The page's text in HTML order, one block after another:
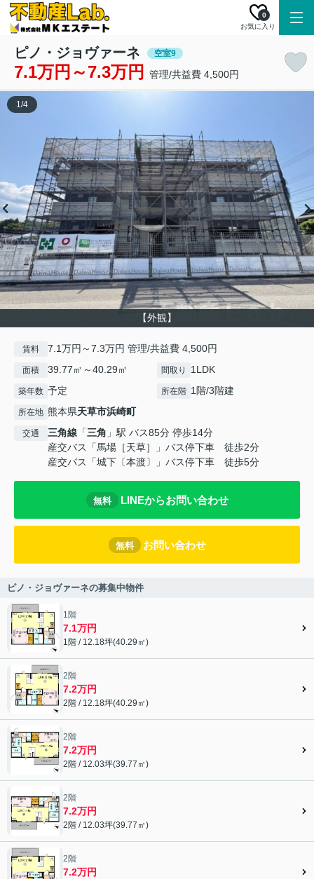
お気に入り
0
ピノ・ジョヴァーネ 空室9
7.1万円～7.3万円 管理/共益費 4,500円
【外観】
1/4
賃料 7.1万円～7.3万円 管理/共益費 4,500円
面積 39.77㎡～40.29㎡ 間取り 1LDK
築年数 予定 所在階 1階/3階建
所在地 熊本県天草市浜崎町
交通 三角線 「三角 」駅 バス85分 停歩14分
産交バス「馬場［天草］」バス停下車 徒歩2分
産交バス「城下〔本渡〕」バス停下車 徒歩5分
無料 LINEからお問い合わせ
無料 お問い合わせ
ピノ・ジョヴァーネの募集中物件
1階
7.1万円
1階 / 12.18坪(40.29㎡)
2階
7.2万円
2階 / 12.18坪(40.29㎡)
2階
7.2万円
2階 / 12.03坪(39.77㎡)
2階
7.2万円
2階 / 12.03坪(39.77㎡)
2階
7.2万円